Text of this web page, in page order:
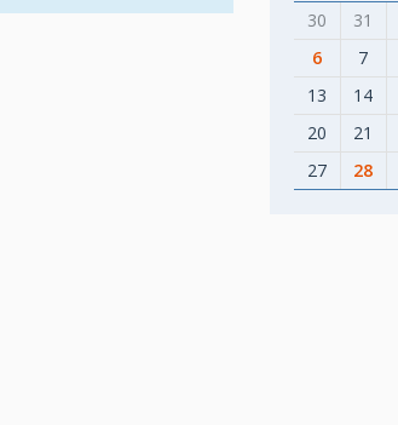
30
31
6
7
13
14
20
21
27
28